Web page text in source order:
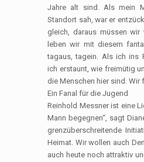
Jahre alt sind. Als mein
Standort sah, war er
gleich, daraus müssen wir
leben wir mit diesem
tagaus, tagein. Als ich ins
ich erstaunt, wie freimütig
die Menschen hier sind.
Ein Fanal für die Jugend
Reinhold Messner ist eine
Mann begegnen“, sagt
grenzüberschreitende
Heimat. Wir wollen auch
auch heute noch attraktiv